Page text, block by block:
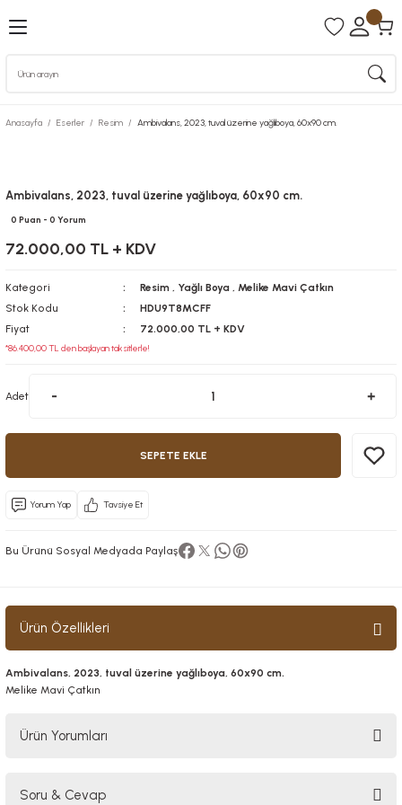
Anasayfa Eserler Resim Ambivalans, 2023, tuval üzerine yağlıboya, 60x90 cm.
Ambivalans, 2023, tuval üzerine yağlıboya, 60x90 cm.
0 Puan - 0 Yorum
72.000,00 TL + KDV
Kategori Resim , Yağlı Boya , Melike Mavi Çatkın
Stok Kodu
HDU9T8MCFF
Fiyat
72.000,00 TL + KDV
*86.400,00 TL den başlayan taksitlerle!
Adet
SEPETE EKLE
Yorum Yap Tavsiye Et
Bu Ürünü Sosyal Medyada Paylaş
Ürün Özellikleri
Ambivalans, 2023, tuval üzerine yağlıboya, 60x90 cm.
Melike Mavi Çatkın
Ürün Yorumları
Soru & Cevap